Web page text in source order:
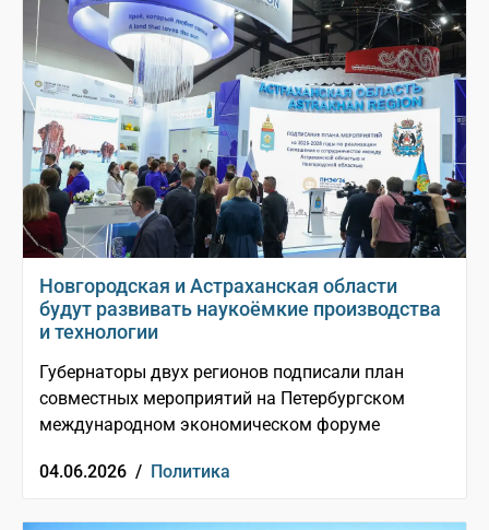
Новгородская и Астраханская области
будут развивать наукоёмкие производства
и технологии
Губернаторы двух регионов подписали план
совместных мероприятий на Петербургском
международном экономическом форуме
04.06.2026 / Политика